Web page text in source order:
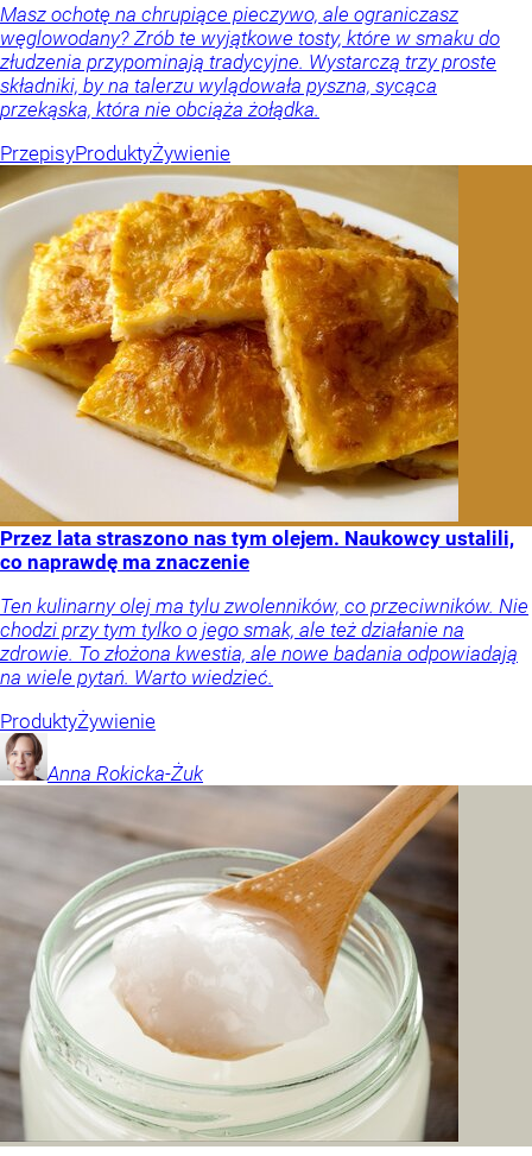
Masz ochotę na chrupiące pieczywo, ale ograniczasz
węglowodany? Zrób te wyjątkowe tosty, które w smaku do
złudzenia przypominają tradycyjne. Wystarczą trzy proste
składniki, by na talerzu wylądowała pyszna, sycąca
przekąska, która nie obciąża żołądka.
PrzepisyProduktyŻywienie
Przez lata straszono nas tym olejem. Naukowcy ustalili,
co naprawdę ma znaczenie
Ten kulinarny olej ma tylu zwolenników, co przeciwników. Nie
chodzi przy tym tylko o jego smak, ale też działanie na
zdrowie. To złożona kwestia, ale nowe badania odpowiadają
na wiele pytań. Warto wiedzieć.
ProduktyŻywienie
Anna Rokicka-Żuk